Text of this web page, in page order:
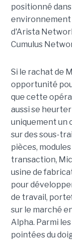
positionné
environnement
d'Arista
Cumulus
Si le rachat de
opportunité
que cette
aussi se
uniquement un
sur des sous-
pièces,
transaction,
usine de
pour
de travail,
sur le marché
Alpha. Parmi
pointées du